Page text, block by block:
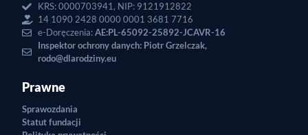
KRS: 0000703941, NIP: 9121912822
14 1090 2428 0000 0001 3681 7716
e-Doręczenia:AE:PL-65092-25892-JCAVR-16
Inspektor ochrony danych: Piotr Grzelczak,
rodo@dlarodziny.eu
Prawne
Sprawozdania
Statut fundacji